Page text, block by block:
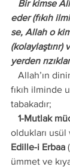
eder (fıkıh
se, Allah o
yerden
fıkıh ilminde
tabakadır;
1-Mutlak
oldukları
Edille-i Erbaa
ümmet ve